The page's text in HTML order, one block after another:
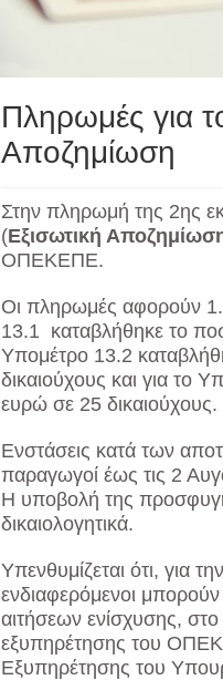
Πληρωμές για
Αποζημίωση
Στην πληρωμή της 2ης
(Εξισωτική
ΟΠΕΚΕΠΕ.
Οι πληρωμές αφορούν
13.1 καταβλήθηκε το
Υπομέτρο 13.2
δικαιούχους και για το
ευρώ σε 25 δικαιούχους.
Ενστάσεις κατά των
παραγωγοί έως τις 2
Η υποβολή της
δικαιολογητικά.
Υπενθυμίζεται ότι, για
ενδιαφερόμενοι
αιτήσεων ενίσχυσης,
εξυπηρέτησης του
Εξυπηρέτησης του